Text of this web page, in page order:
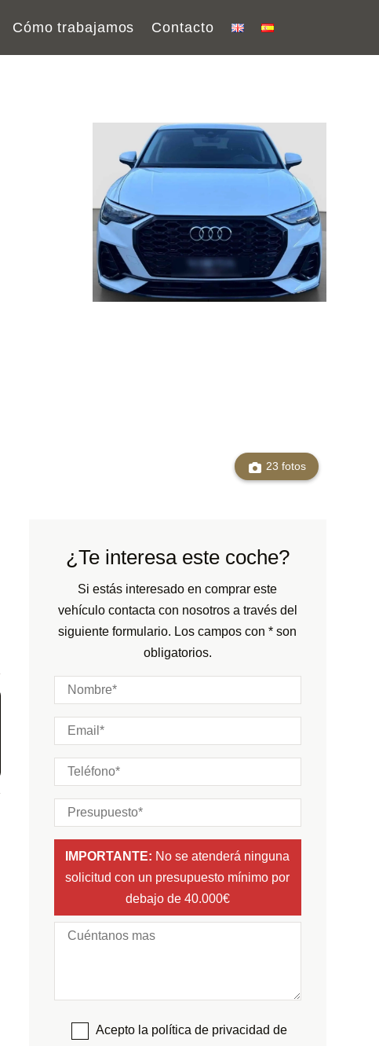
Cómo trabajamos Contacto
23 fotos
¿Te interesa este coche?
Si estás interesado en comprar este
vehículo contacta con nosotros a través del
siguiente formulario. Los campos con * son
obligatorios.
IMPORTANTE: No se atenderá ninguna
solicitud con un presupuesto mínimo por
debajo de 40.000€
Acepto la política de privacidad de